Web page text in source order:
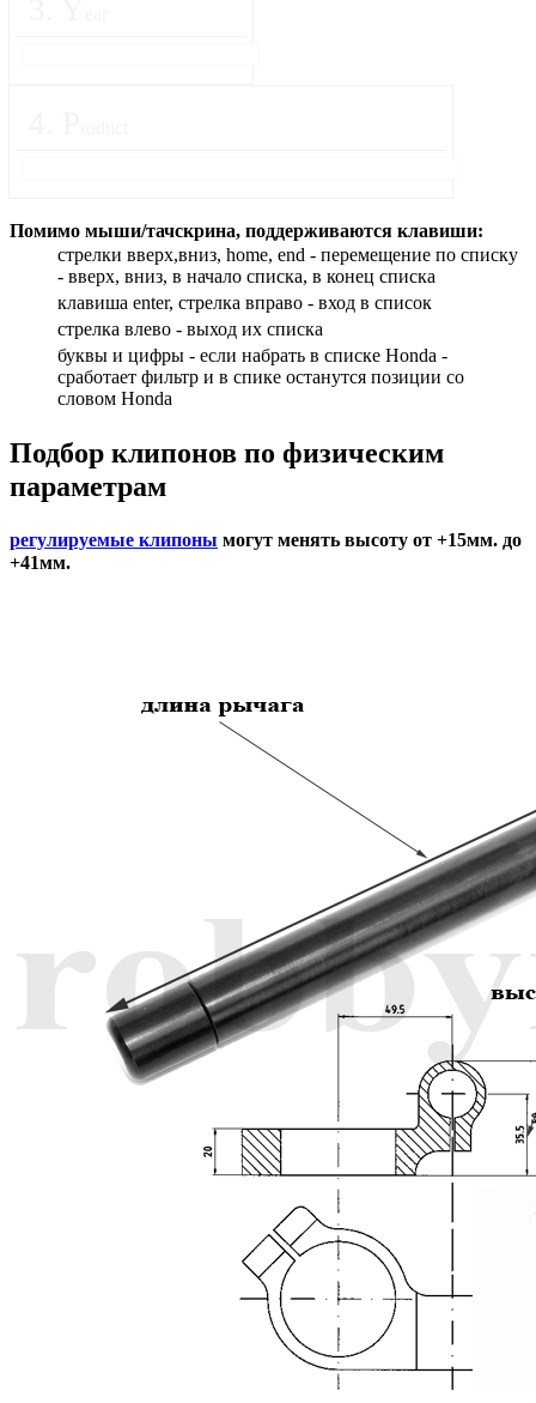
Помимо мыши/тачскрина, поддерживаются клавиши:
стрелки вверх,вниз, home, end - перемещение по списку
- вверх, вниз, в начало списка, в конец списка
клавиша enter, стрелка вправо - вход в список
cтрелка влево - выход их списка
буквы и цифры - если набрать в списке Honda -
сработает фильтр и в спике останутся позиции со
словом Honda
Подбор клипонов по физическим
параметрам
регулируемые клипоны могут менять высоту от +15мм. до
+41мм.